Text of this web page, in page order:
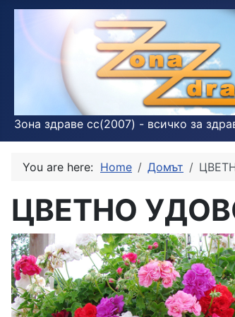
Зона здраве cc(2007) - всичко за
You are here: Home Домът
ЦВЕТНО